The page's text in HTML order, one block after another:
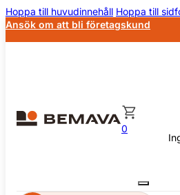
Hoppa till huvudinnehåll Hoppa till
Ansök om att bli företagskund
0